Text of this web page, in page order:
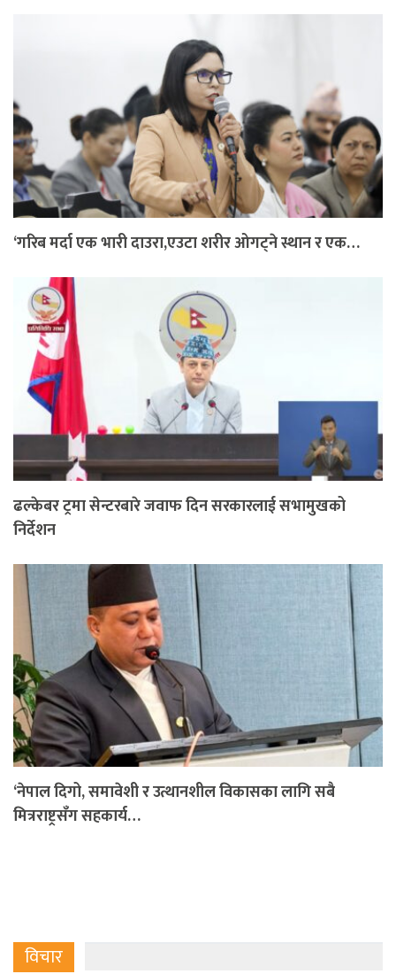
‘गरिब मर्दा एक भारी दाउरा,एउटा शरीर ओगट्ने स्थान र एक…
ढल्केबर ट्रमा सेन्टरबारे जवाफ दिन सरकारलाई सभामुखको
निर्देशन
‘नेपाल दिगो, समावेशी र उत्थानशील विकासका लागि सबै
मित्रराष्ट्रसँग सहकार्य…
विचार